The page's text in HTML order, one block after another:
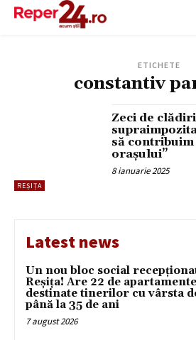
ETICHETE
constantiv
REȘIȚA
Zeci de
să
orașului”
8 ianuarie 2025
Latest news
Un nou bloc social
Reșița! Are 22 de apartamente
destinate tinerilor cu vârsta
până la 35 de ani
7 august 2026